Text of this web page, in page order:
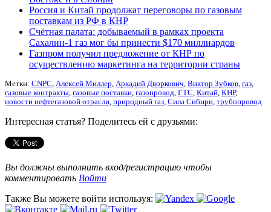
Россия и Китай продолжат переговоры по газовым
поставкам из РФ в КНР
Счётная палата: добываемый в рамках проекта
Сахалин-1 газ мог бы принести $170 миллиардов
Газпром получил предложение от КНР по
осуществлению маркетинга на территории страны
Метки: CNPC Алексей Миллер Аркадий Дворкович Виктор Зубков газ
газовые контракты газовые поставки газопровод ГТС Китай КНР,
новости нефтегазовой отрасли природный газ Сила Сибири трубопровод
Интересная статья? Поделитесь ей с друзьями:
Вы должны выполнить вход/регистрацию чтобы
комментировать Войти
Также Вы можете войти используя: